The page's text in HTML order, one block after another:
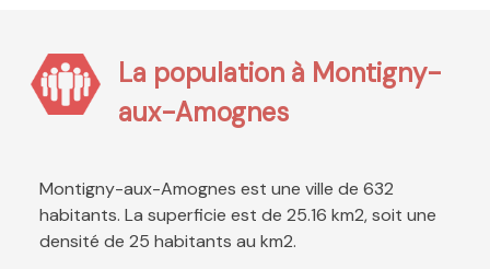
La population à Montigny-
aux-Amognes
Montigny-aux-Amognes est une ville de 632
habitants. La superficie est de 25.16 km2, soit une
densité de 25 habitants au km2.